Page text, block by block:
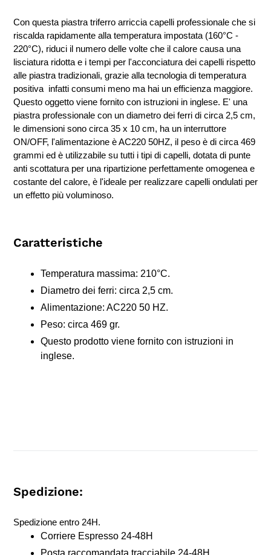
Con questa piastra triferro arriccia capelli professionale che si
riscalda rapidamente alla temperatura impostata (160°C -
220°C), riduci il numero delle volte che il calore causa una
lisciatura ridotta e i tempi per l'acconciatura dei capelli rispetto
alle piastra tradizionali, grazie alla tecnologia di temperatura
positiva infatti consumi meno ma hai un efficienza maggiore.
Questo oggetto viene fornito con istruzioni in inglese. E' una
piastra professionale con un diametro dei ferri di circa 2,5 cm,
le dimensioni sono circa 35 x 10 cm, ha un interruttore
ON/OFF, l'alimentazione è AC220 50HZ, il peso è di circa 469
grammi ed è utilizzabile su tutti i tipi di capelli, dotata di punte
anti scottatura per una ripartizione perfettamente omogenea e
costante del calore, è l'ideale per realizzare capelli ondulati per
un effetto più voluminoso.
Caratteristiche
Temperatura massima: 210°C.
Diametro dei ferri: circa 2,5 cm.
Alimentazione: AC220 50 HZ.
Peso: circa 469 gr.
Questo prodotto viene fornito con istruzioni in
inglese.
Spedizione:
Spedizione entro 24H.
Corriere Espresso 24-48H
Posta raccomandata tracciabile 24-48H